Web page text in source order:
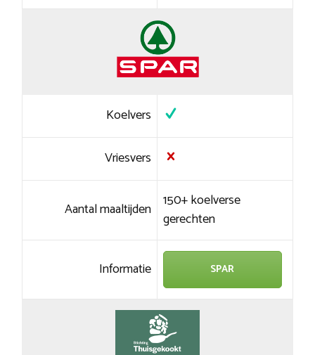
Koelvers
Vriesvers
Aantal maaltijden 150+ koelverse
gerechten
Informatie SPAR